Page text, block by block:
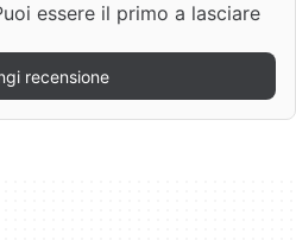
essere il primo a lasciare
recensione